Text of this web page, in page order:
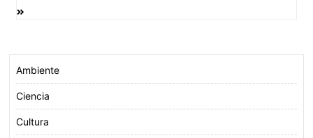
Ambiente
Ciencia
Cultura